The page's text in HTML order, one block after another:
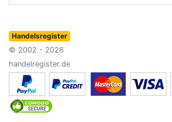
Handelsregister
© 2002 - 2026
handelregister.de